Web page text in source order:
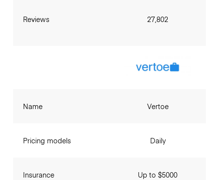
Reviews 27,802
Name
Pricing models
Insurance
Vertoe
Daily
Up to $5000